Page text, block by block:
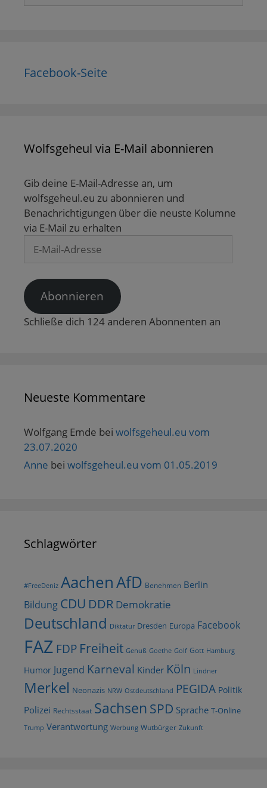
Facebook-Seite
Wolfsgeheul via E-Mail abonnieren
Gib deine E-Mail-Adresse an, um
wolfsgeheul.eu zu abonnieren und
Benachrichtigungen über die neuste Kolumne
via E-Mail zu erhalten
Mail-
Abonnieren
Schließe dich 124 anderen Abonnenten an
Neueste Kommentare
Wolfgang Emde bei wolfsgeheul.eu vom
23.07.2020
Anne bei wolfsgeheul.eu vom 01.05.2019
Schlagwörter
#FreeDeniz AachenAfD Benehmen Berlin
Bildung CDU DDR Demokratie
Deutschland Diktatur Dresden Europa Facebook
FAZ FDP Freiheit Genuß Goethe Golf Gott Hamburg
Humor Jugend Karneval Kinder Köln Lindner
Merkel Neonazis NRW Ostdeutschland PEGIDA Politik
Polizei Rechtsstaat Sachsen SPD Sprache T-Online
Trump Verantwortung Werbung Wutbürger Zukunft